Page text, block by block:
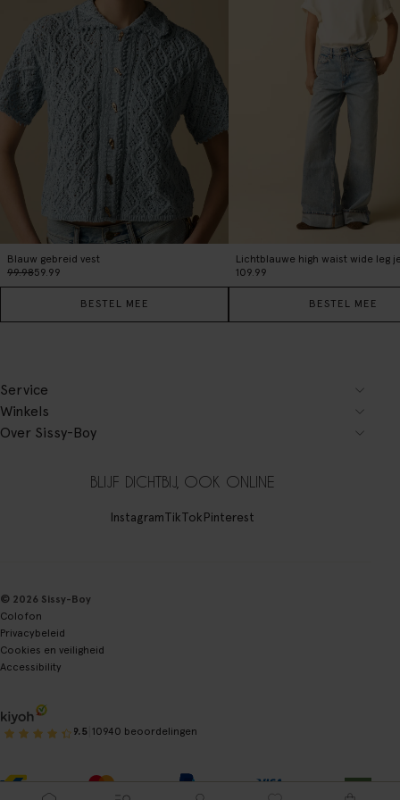
Blauw gebreid vest
99.9859.99
BESTEL MEE
109.99
BESTEL MEE
Service
Winkels
Over Sissy-Boy
BLIJF DICHTBIJ, OOK ONLINE
InstagramTikTokPinterest
© 2026 Sissy-Boy
Colofon
Privacybeleid
Cookies en veiligheid
Accessibility
9.5 10940 beoordelingen